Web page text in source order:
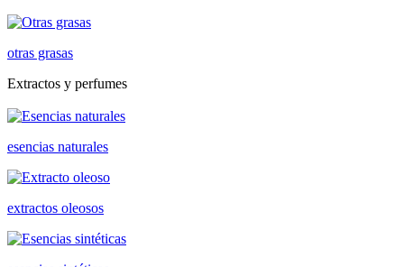
otras grasas
Extractos y perfumes
esencias naturales
extractos oleosos